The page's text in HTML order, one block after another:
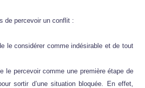
de percevoir un conflit :
le considérer comme indésirable et de tout
le percevoir comme une première étape de
sortir d’une situation bloquée. En effet,